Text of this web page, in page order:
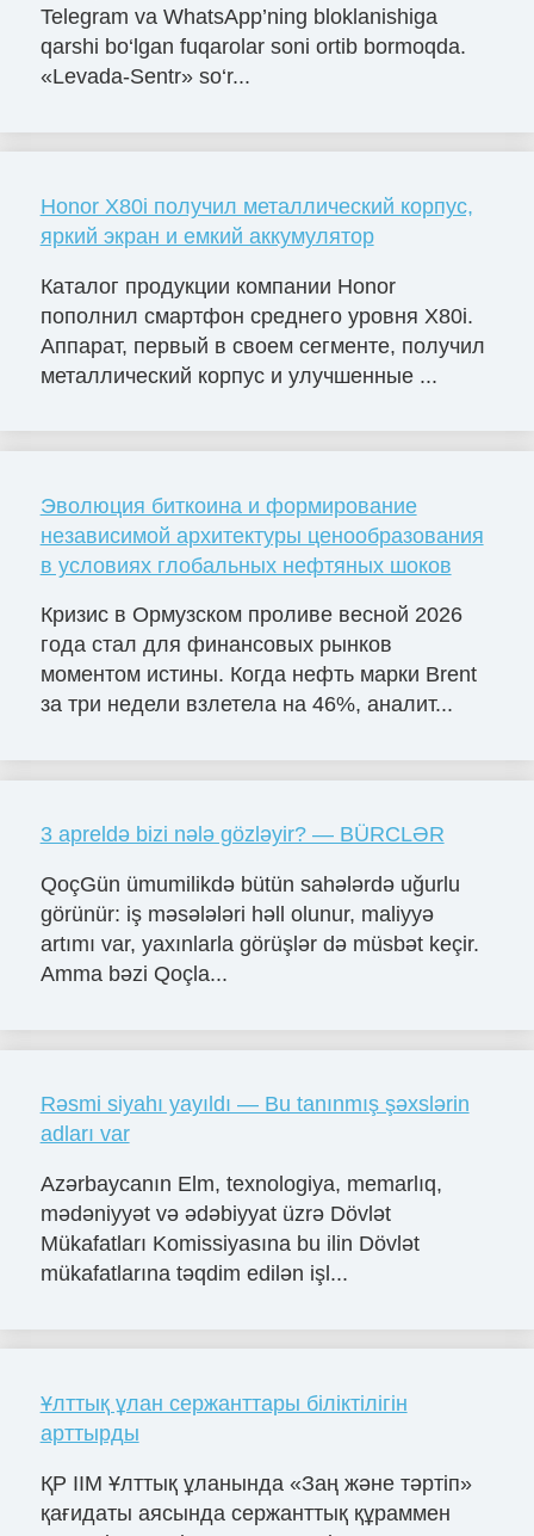
Telegram va WhatsApp’ning bloklanishiga
qarshi bo‘lgan fuqarolar soni ortib bormoqda.
«Levada-Sentr» so‘r...
Honor X80i получил металлический корпус,
яркий экран и емкий аккумулятор
Каталог продукции компании Honor
пополнил смартфон среднего уровня X80i.
Аппарат, первый в своем сегменте, получил
металлический корпус и улучшенные ...
Эволюция биткоина и формирование
независимой архитектуры ценообразования
в условиях глобальных нефтяных шоков
Кризис в Ормузском проливе весной 2026
года стал для финансовых рынков
моментом истины. Когда нефть марки Brent
за три недели взлетела на 46%, аналит...
3 apreldə bizi nələ gözləyir? — BÜRCLƏR
QoçGün ümumilikdə bütün sahələrdə uğurlu
görünür: iş məsələləri həll olunur, maliyyə
artımı var, yaxınlarla görüşlər də müsbət keçir.
Amma bəzi Qoçla...
Rəsmi siyahı yayıldı — Bu tanınmış şəxslərin
adları var
Azərbaycanın Elm, texnologiya, memarlıq,
mədəniyyət və ədəbiyyat üzrə Dövlət
Mükafatları Komissiyasına bu ilin Dövlət
mükafatlarına təqdim edilən işl...
Ұлттық ұлан сержанттары біліктілігін
арттырды
ҚР ІІМ Ұлттық ұланында «Заң және тәртіп»
қағидаты аясында сержанттық құраммен